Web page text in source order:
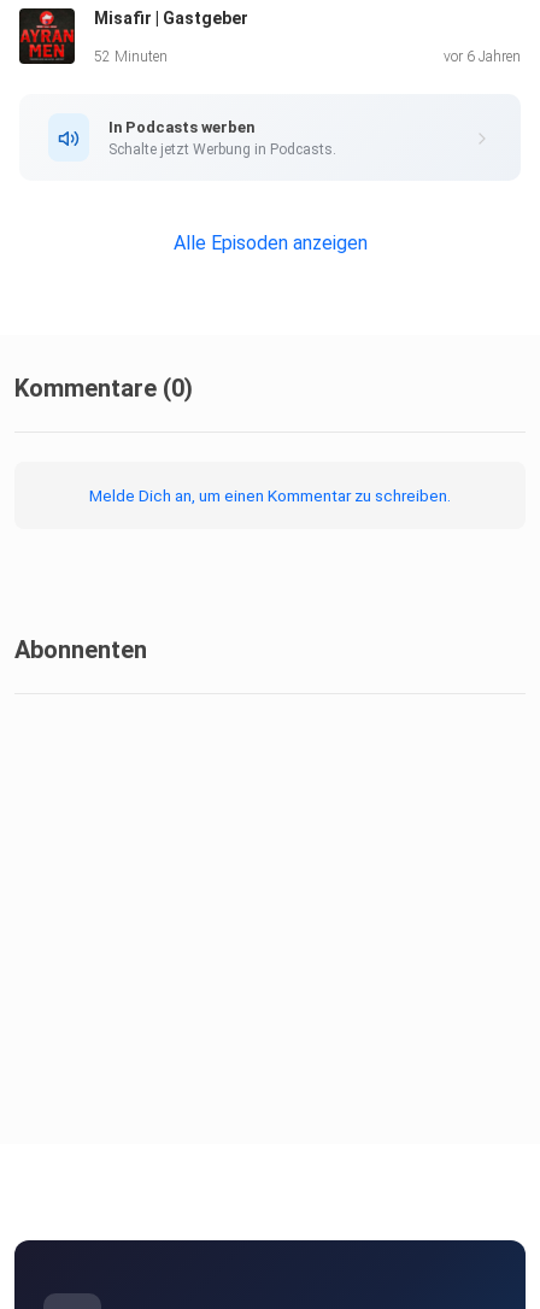
Misafir | Gastgeber
52 Minuten vor 6 Jahren
In Podcasts werben
Schalte jetzt Werbung in Podcasts.
Alle Episoden anzeigen
Kommentare (0)
Melde Dich an, um einen Kommentar zu schreiben.
Abonnenten